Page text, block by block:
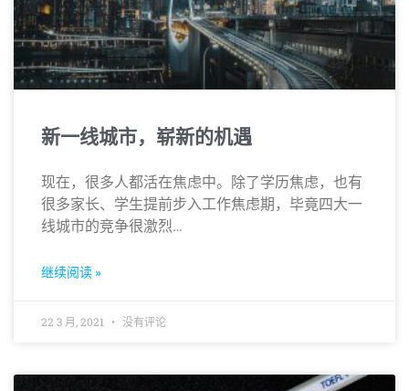
新一线城市，崭新的机遇
现在，很多人都活在焦虑中。除了学历焦虑，也有
很多家长、学生提前步入工作焦虑期，毕竟四大一
线城市的竞争很激烈…
继续阅读 »
22 3 月, 2021 没有评论